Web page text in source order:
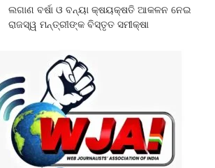
ଲଗାଣ ବର୍ଷା ଓ ବନ୍ୟା କ୍ଷୟକ୍ଷତି ଆକଳନ ନେଇ
ରାଜସ୍ୱ ମନ୍ତ୍ରୀଙ୍କ ବିସ୍ତୃତ ସମୀକ୍ଷା